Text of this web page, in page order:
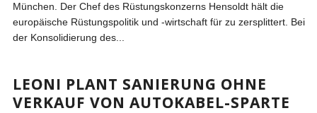
München. Der Chef des Rüstungskonzerns Hensoldt hält die
europäische Rüstungspolitik und -wirtschaft für zu zersplittert. Bei
der Konsolidierung des...
LEONI PLANT SANIERUNG OHNE
VERKAUF VON AUTOKABEL-SPARTE